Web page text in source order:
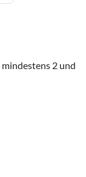
2 und